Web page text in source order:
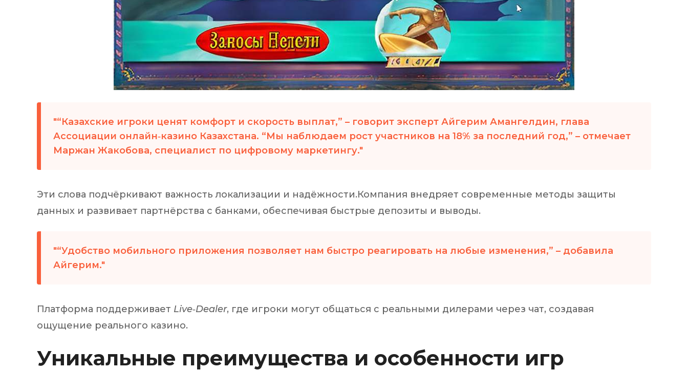
“Казахские игроки ценят комфорт и скорость выплат,” – говорит эксперт Айгерим Амангелдин, глава
Ассоциации онлайн‑казино Казахстана. “Мы наблюдаем рост участников на 18% за последний год,” – отмечает
Маржан Жакобова, специалист по цифровому маркетингу.
Эти слова подчёркивают важность локализации и надёжности.Компания внедряет современные методы защиты
данных и развивает партнёрства с банками, обеспечивая быстрые депозиты и выводы.
“Удобство мобильного приложения позволяет нам быстро реагировать на любые изменения,” – добавила
Айгерим.
Платформа поддерживает Live‑Dealer, где игроки могут общаться с реальными дилерами через чат, создавая
ощущение реального казино.
Уникальные преимущества и особенности игр